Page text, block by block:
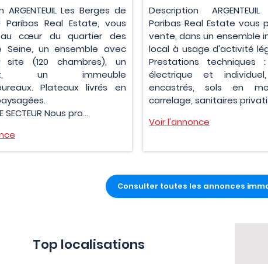
ARGENTEUIL Les Berges de
Paribas Real Estate, vous
au cœur du quartier des
Seine, un ensemble avec
(120 chambres), un
un immeuble
Plateaux livrés en
SECTEUR Nous pro...
Description
Paribas Real Estate vous
vente, dans un ensemble
local à usage d'activité
Prestations techniques
électrique et
encastrés, sols en
carrelage, sanitaires
Voir l'annonce
Consulter toutes les annonces
Top localisations